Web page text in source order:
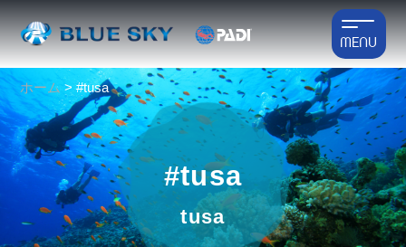
MENU
ホーム >#tusa
#tusa
tusa